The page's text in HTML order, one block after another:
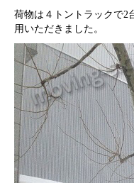
荷物は４トントラックで2
用いただきました。